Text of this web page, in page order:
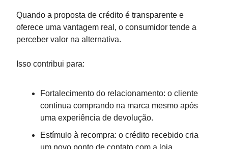
Quando a proposta de crédito é transparente e
oferece uma vantagem real, o consumidor tende a
perceber valor na alternativa.
Isso contribui para:
Fortalecimento do relacionamento: o cliente
continua comprando na marca mesmo após
uma experiência de devolução.
Estímulo à recompra: o crédito recebido cria
um novo ponto de contato com a loja.